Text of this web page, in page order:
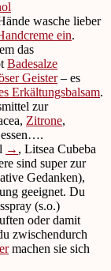
wasche lieber
ein.
das
Badesalze
Geister– es
Erkältungsbalsam.
zur
Zitrone,
→ , Litsea Cubeba
sind super zur
Gedanken),
geeignet. Du
(s.o.)
oder damit
zwischendurch
machen sie sich